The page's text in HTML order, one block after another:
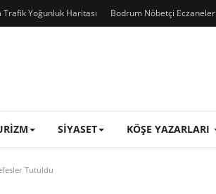
Trafik Yoğunluk Haritası Bodrum Nöbetçi Eczaneler
SIYASET KÖŞE YAZARLARI
Tutuldu